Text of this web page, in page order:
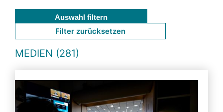
Auswahl filtern
Filter zurücksetzen
MEDIEN (281)